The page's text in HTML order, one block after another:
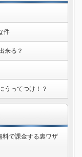
件
来る？
うってつけ！？
料で課金する裏ワザ